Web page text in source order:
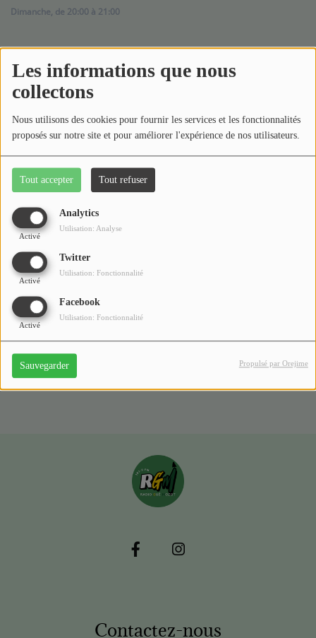
Les informations que nous
collectons
Nous utilisons des cookies pour fournir les services et les fonctionnalités
proposés sur notre site et pour améliorer l'expérience de nos utilisateurs.
Tout accepter Tout refuser
Analytics
Activé
Utilisation: Analyse
Twitter
Activé
Utilisation: Fonctionnalité
Facebook
Activé
Utilisation: Fonctionnalité
Sauvegarder Propulsé par Orejime
Médias
Photos
Participez
Dédicaces
Jeux Concours
Contact
Dimanche, de 20:00 à 21:00
Émission partenaire diffusée les dimanches à 20h.
Voyage intérieur, Ce qui se vit de l’intérieur se voit à
l’extérieur !
Format de 50 minutes en PAD
Commentaires(0)
Connectez-vous pour commenter cet article
Contactez-nous